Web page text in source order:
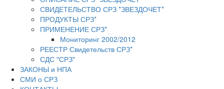
СВИДЕТЕЛЬСТВО СРЗ *ЗВЕЗДОЧЕТ*
ПРОДУКТЫ СРЗ*
ПРИМЕНЕНИЕ СРЗ*
Мониторинг 2002/2012
РЕЕСТР Свидетельств СРЗ*
СДС "СРЗ"
ЗАКОНЫ и НПА
СМИ о СРЗ